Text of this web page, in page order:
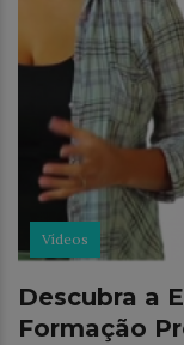
Vídeos
Descubra a
Formação